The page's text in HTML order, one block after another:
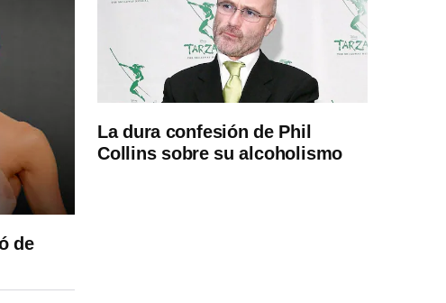
de
La dura confesión de Phil
Collins sobre su alcoholismo